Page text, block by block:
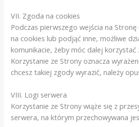
VII. Zgoda na cookies
Podczas pierwszego wejścia na
na cookies lub podjąć inne, możliwe
komunikacie, żeby móc dalej
Korzystanie ze Strony oznacza
chcesz takiej zgody wyrazić, należy
VIII. Logi serwera
Korzystanie ze Strony wiąże się z
serwera, na którym przechowywana